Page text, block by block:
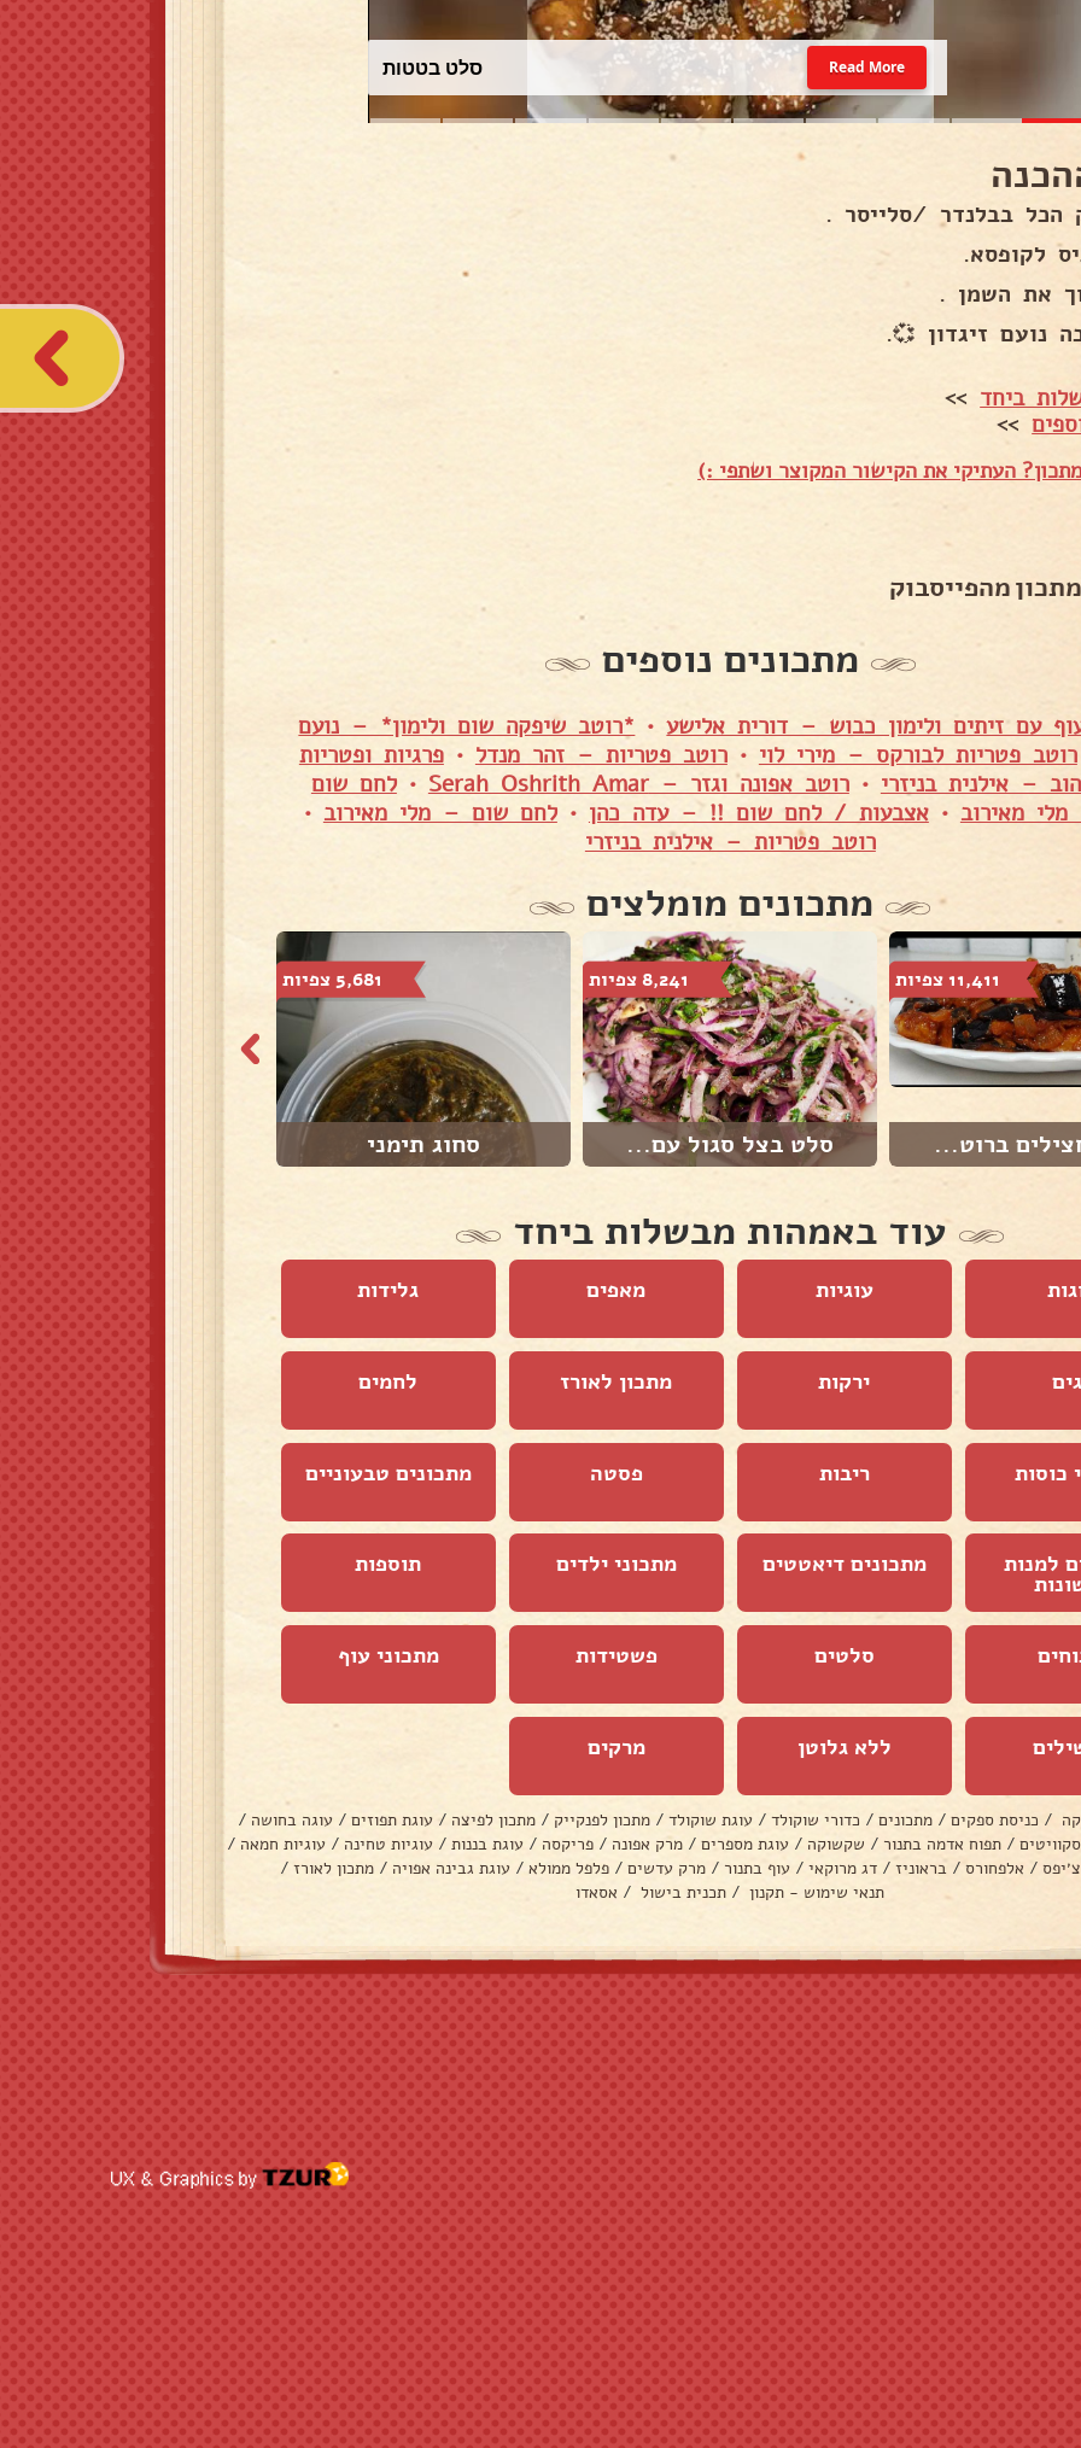
כרוב לבן Read More
הכל בבלנדר /סלייסר .
לקופסא.
את השמן .
נועם זיגדון 💞.
ביחד >>
>>
העתיקי את הקישור המקוצר ושתפי :)
מהפייסבוק
מתכונים נוספים
עם זיתים ולימון כבוש – דורית אלישע• *רוטב שיפקה שום ולימון* – נועם
רוטב פטריות לבורקס – מירי לוי •רוטב פטריות – זהר מנדל •פרגיות ופטריות
– אילנית בניזרי •רוטב אפונה וגזר – Serah Oshrith Amar •לחם שום
מאירוב •אצבעות / לחם שום !! – עדה כהן •לחם שום – מלי מאירוב •
רוטב פטריות – אילנית בניזרי
מתכונים מומלצים
11,411 צפיות
ברוט...
8,241 צפיות
סלט בצל סגול עם...
5,681 צפיות
סחוג תימני
עוד באמהות מבשלות ביחד
עוגיות מאפים גלידות
ירקות מתכון לאורז לחמים
כוסות ריבות פסטה מתכונים טבעוניים
למנות מתכונים דיאטטים מתכוני ילדים תוספות
סלטים פשטידות מתכוני עוף
ללא גלוטן מרקים
/ כניסת ספקים / מתכונים / כדורי שוקולד / עוגת שוקולד / מתכון לפנקייק / מתכון לפיצה / עוגת תפוזים / עוגה בחושה /
/ תפוח אדמה בתנור / שקשוקה / עוגת מספרים / מרק אפונה / פריקסה / עוגת בננות / עוגיות טחינה / עוגיות חמאה /
/ אלפחורס / בראוניז / דג מרוקאי / עוף בתנור / מרק עדשים / פלפל ממולא / עוגת גבינה אפויה / מתכון לאורז /
תנאי שימוש - תקנון / תכנית בישול / אסאדו